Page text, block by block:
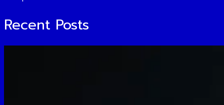
Recent Posts